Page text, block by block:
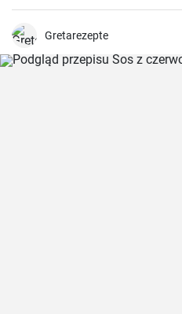
po-florencku-z-kurczakiem-i.html
Gretarezepte